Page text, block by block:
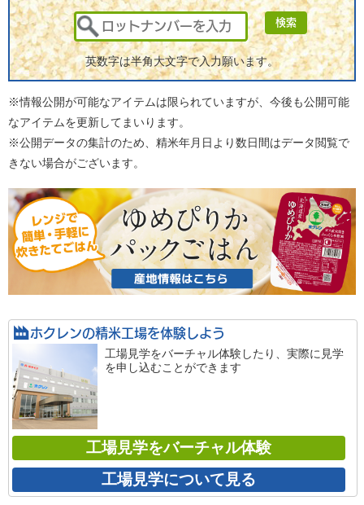
英数字は半角大文字で入力願います。
※情報公開が可能なアイテムは限られていますが、今後も公開可能
なアイテムを更新してまいります。
※公開データの集計のため、精米年月日より数日間はデータ閲覧で
きない場合がございます。
ホクレンの精米工場を体験しよう
工場見学をバーチャル体験したり、実際に見学
を申し込むことができます
工場見学をバーチャル体験
工場見学について見る